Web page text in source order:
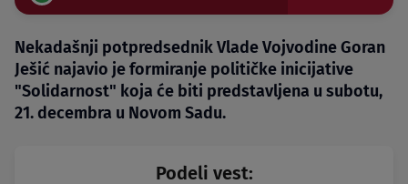
Nekadašnji potpredsednik Vlade Vojvodine Goran
Ješić najavio je formiranje političke inicijative
"Solidarnost" koja će biti predstavljena u subotu,
21. decembra u Novom Sadu.
Podeli vest: